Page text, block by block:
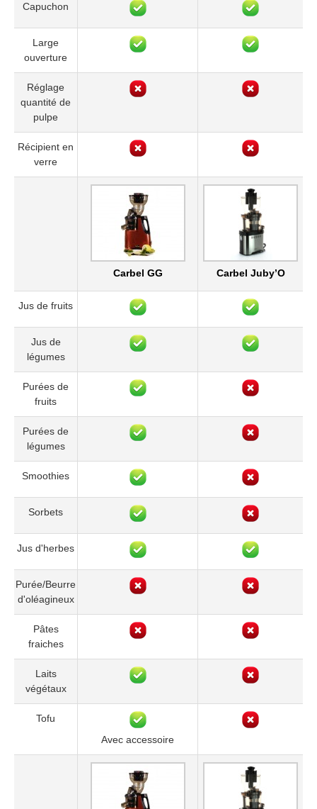
Capuchon
Large
ouverture
Réglage
quantité de
pulpe
Récipient en
verre
Carbel GG Carbel Juby’O
Jus de fruits
Jus de
légumes
Purées de
fruits
Purées de
légumes
Smoothies
Sorbets
Jus d'herbes
Purée/Beurre
d'oléagineux
Pâtes
fraiches
Laits
végétaux
Tofu
Avec accessoire